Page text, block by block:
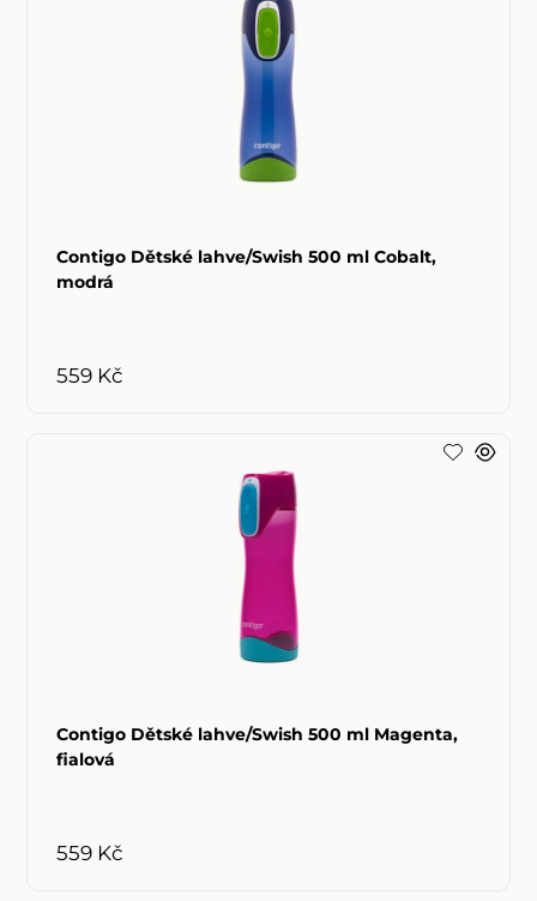
Contigo Dětské lahve/Swish 500 ml Cobalt,
modrá
559 Kč
Contigo Dětské lahve/Swish 500 ml Magenta,
fialová
559 Kč